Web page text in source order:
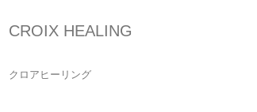
CROIX HEALING
クロアヒーリング